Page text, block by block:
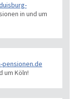
in und um
pensionen.de
um Köln!